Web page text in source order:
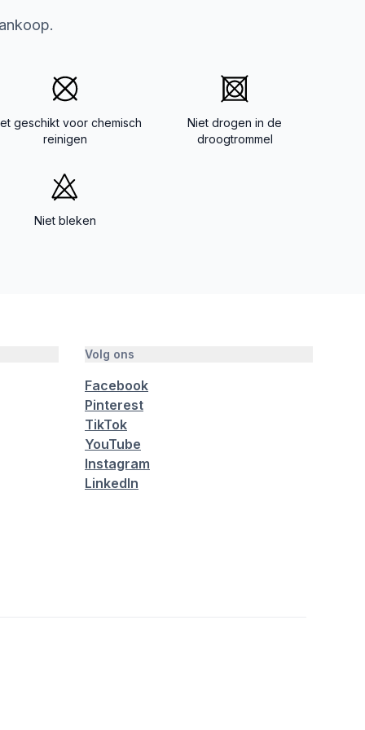
geschikt voor chemisch
reinigen
Niet drogen in de
droogtrommel
Niet bleken
Volg ons
Facebook
Pinterest
TikTok
YouTube
Instagram
LinkedIn